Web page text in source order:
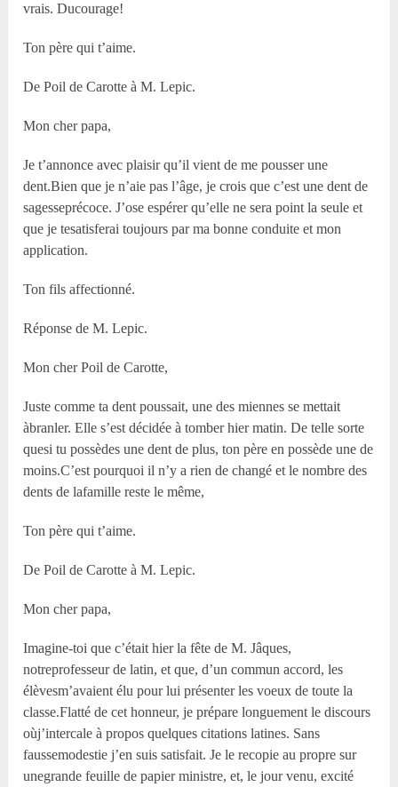
vrais. Ducourage!
Ton père qui t’aime.
De Poil de Carotte à M. Lepic.
Mon cher papa,
Je t’annonce avec plaisir qu’il vient de me pousser une
dent.Bien que je n’aie pas l’âge, je crois que c’est une dent de
sagesseprécoce. J’ose espérer qu’elle ne sera point la seule et
que je tesatisferai toujours par ma bonne conduite et mon
application.
Ton fils affectionné.
Réponse de M. Lepic.
Mon cher Poil de Carotte,
Juste comme ta dent poussait, une des miennes se mettait
àbranler. Elle s’est décidée à tomber hier matin. De telle sorte
quesi tu possèdes une dent de plus, ton père en possède une de
moins.C’est pourquoi il n’y a rien de changé et le nombre des
dents de lafamille reste le même,
Ton père qui t’aime.
De Poil de Carotte à M. Lepic.
Mon cher papa,
Imagine-toi que c’était hier la fête de M. Jâques,
notreprofesseur de latin, et que, d’un commun accord, les
élèvesm’avaient élu pour lui présenter les voeux de toute la
classe.Flatté de cet honneur, je prépare longuement le discours
oùj’intercale à propos quelques citations latines. Sans
faussemodestie j’en suis satisfait. Je le recopie au propre sur
unegrande feuille de papier ministre, et, le jour venu, excité